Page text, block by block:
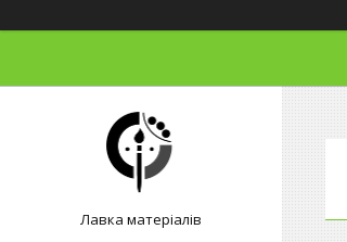
Лавка матеріалів